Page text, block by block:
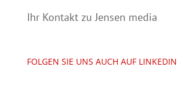
Ihr Kontakt zu Jensen media
FOLGEN SIE UNS AUCH AUF LINKEDIN